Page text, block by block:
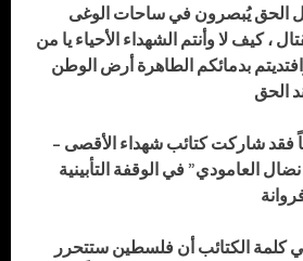
الحق يُبصرون في ساحات الوغى
، كيف لا وأنتم الشهداء الأحياء يا من
بدمائكم الطاهرة أرض الوطن
فقد شاركت كتائب شهداء الأقصى –
العامودي” في الوقفة التأبينية
كلمة الكتائب أن فلسطين ستتحرر